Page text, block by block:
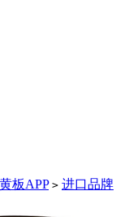
板APP > 进口品牌